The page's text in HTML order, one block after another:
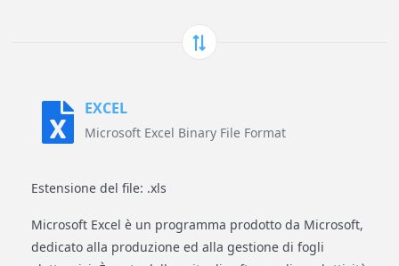
EXCEL
Microsoft Excel Binary File Format
Estensione del file: .xls
Microsoft Excel è un programma prodotto da Microsoft,
dedicato alla produzione ed alla gestione di fogli